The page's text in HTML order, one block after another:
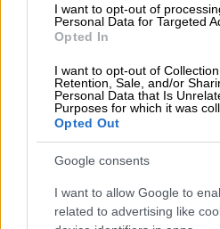
I want to opt-out of
Personal Data for Targeted
Opted In
I want to opt-out of
Retention, Sale, and/or
Personal Data that Is
Purposes for which it was
Opted Out
Google consents
I want to allow Google to
related to advertising like
Απόψεις|28.09.2020 18:44
Ο Αλέξης Τσίπρας ως
Ο λαός συνηθίζει να
η ψυχή του ανθρώπου
και αυτό δυστυχώς